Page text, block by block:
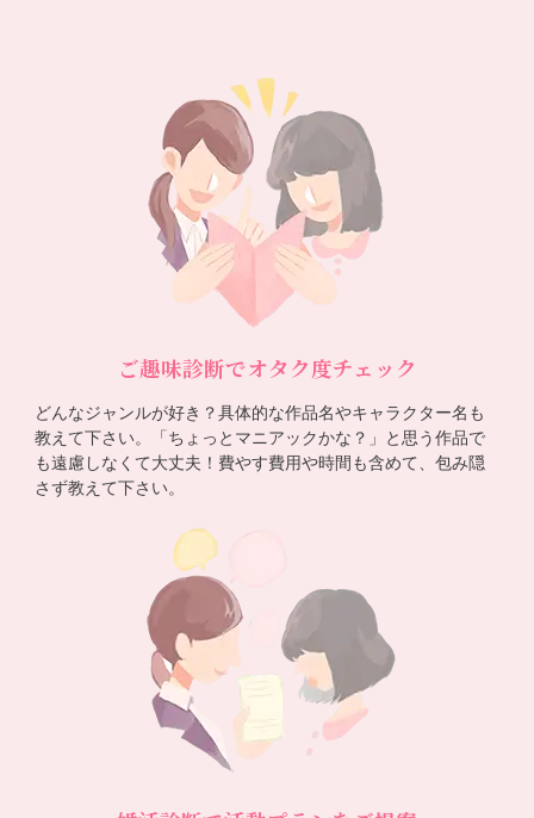
ご趣味診断でオタク度チェック
どんなジャンルが好き？具体的な作品名やキャラクター名も
教えて下さい。「ちょっとマニアックかな？」と思う作品で
も遠慮しなくて大丈夫！費やす費用や時間も含めて、包み隠
さず教えて下さい。